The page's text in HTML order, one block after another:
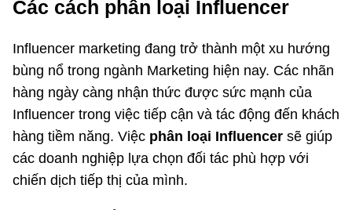
Các cách phân loại Influencer
Influencer marketing đang trở thành một xu hướng
bùng nổ trong ngành Marketing hiện nay. Các nhãn
hàng ngày càng nhận thức được sức mạnh của
Influencer trong việc tiếp cận và tác động đến khách
hàng tiềm năng. Việc phân loại Influencer sẽ giúp
các doanh nghiệp lựa chọn đối tác phù hợp với
chiến dịch tiếp thị của mình.